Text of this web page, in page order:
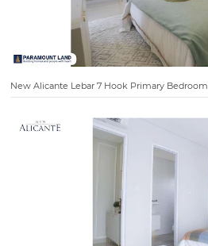
New Alicante Lebar 7 Hook Primary Bedroom